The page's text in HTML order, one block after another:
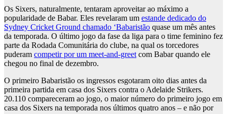
Os Sixers, naturalmente, tentaram aproveitar ao máximo a
popularidade de Babar. Eles revelaram um estande dedicado do
Sydney Cricket Ground chamado ‘Babaristão quase um mês antes
da temporada. O último jogo da fase da liga para o time feminino fez
parte da Rodada Comunitária do clube, na qual os torcedores
puderam competir por um meet-and-greet com Babar quando ele
chegou no final de dezembro.
O primeiro Babaristão os ingressos esgotaram oito dias antes da
primeira partida em casa dos Sixers contra o Adelaide Strikers.
20.110 compareceram ao jogo, o maior número do primeiro jogo em
casa dos Sixers na temporada nos últimos quatro anos – e não por